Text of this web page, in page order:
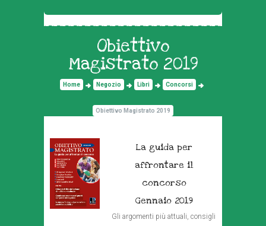
Obiettivo
Magistrato 2019
Home Negozio Libri Concorsi
Obiettivo Magistrato 2019
La guida per
affrontare il
concorso
Gennaio 2019
Gli argomenti più attuali, consigli